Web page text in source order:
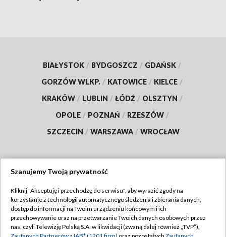
BIAŁYSTOK / BYDGOSZCZ / GDAŃSK /
GORZÓW WLKP. / KATOWICE / KIELCE /
KRAKÓW / LUBLIN / ŁÓDŹ / OLSZTYN /
OPOLE / POZNAŃ / RZESZÓW /
SZCZECIN / WARSZAWA / WROCŁAW
TVP
Abonament TVP
Emisja w TVP
Regulamin TVP
Szanujemy Twoją prywatność
Kliknij "Akceptuję i przechodzę do serwisu", aby wyrazić zgody na
korzystanie z technologii automatycznego śledzenia i zbierania danych,
dostęp do informacji na Twoim urządzeniu końcowym i ich
przechowywanie oraz na przetwarzanie Twoich danych osobowych przez
nas, czyli Telewizję Polską S.A. w likwidacji (zwaną dalej również „TVP”),